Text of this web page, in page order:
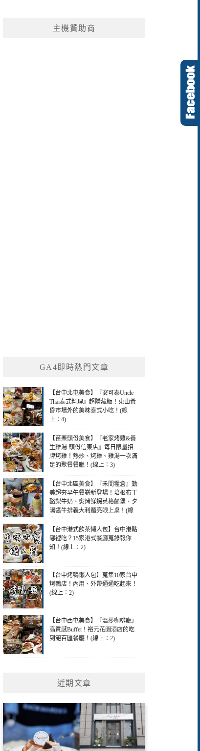
主機贊助商
GA4即時熱門文章
【台中北屯美食】『安可泰Uncle
Thai泰式料理』超隱藏版！東山黃
昏市場外的美味泰式小吃！(線
上：4)
【苗栗頭份美食】『老家烤雞&養
生雞湯-頭份信東店』每日限量招
牌烤雞！熱炒、烤雞、雞湯一次滿
足的聚餐餐廳！(線上：3)
【台中北區美食】『禾間糧倉』勤
美超夯早午餐嶄新登場！培根布丁
酪梨牛奶、炙烤鮮蝦英格蘭堡、夕
陽醬牛排義大利麵亮眼上桌！(線
上：2)
【台中港式飲茶懶人包】台中港點
哪裡吃？15家港式餐廳蒐錄報你
知！(線上：2)
【台中烤鴨懶人包】蒐集10家台中
烤鴨店！內用、外帶通通吃起來！
(線上：2)
【台中西屯美食】『溫莎咖啡廳』
高質感Buffet！裕元花園酒店的吃
到飽百匯餐廳！(線上：2)
近期文章